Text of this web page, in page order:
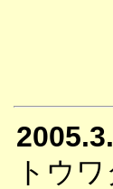
トウ